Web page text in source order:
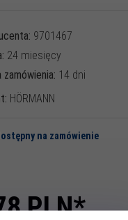
9701467
24 miesięcy
zamówienia: 14 dni
HÖRMANN
na zamówienie
PLN*